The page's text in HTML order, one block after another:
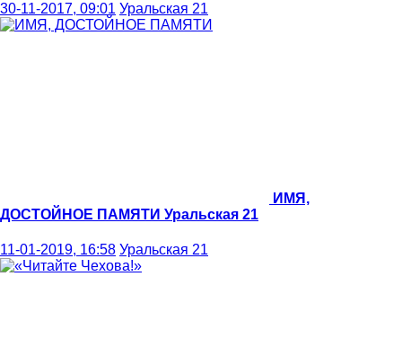
30-11-2017, 09:01 Уральская 21
ИМЯ,
ДОСТОЙНОЕ ПАМЯТИ Уральская 21
11-01-2019, 16:58 Уральская 21